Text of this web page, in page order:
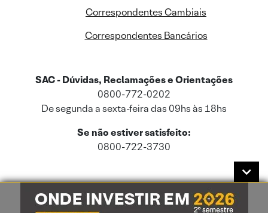
Correspondentes Cambiais
Correspondentes Bancários
SAC - Dúvidas, Reclamações e Orientações
0800-772-0202
De segunda a sexta-feira das 09hs às 18hs
Se não estiver satisfeito:
0800-722-3730
Este site usa cookies e dados pessoais de acordo com a nossaPolítica de
Cookies
e a nossaPolítica de Privacidade.